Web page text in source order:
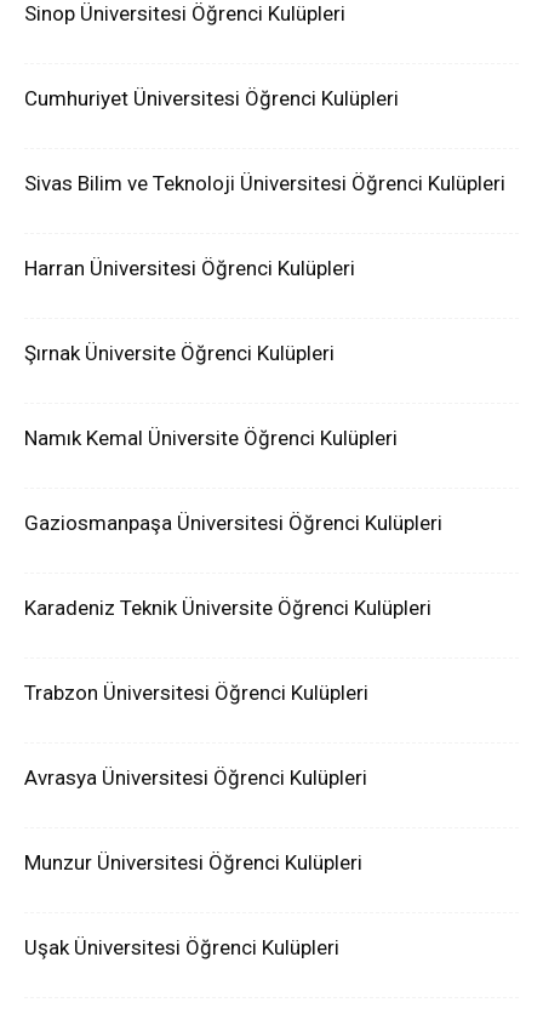
Sinop Üniversitesi Öğrenci Kulüpleri
Cumhuriyet Üniversitesi Öğrenci Kulüpleri
Sivas Bilim ve Teknoloji Üniversitesi Öğrenci Kulüpleri
Harran Üniversitesi Öğrenci Kulüpleri
Şırnak Üniversite Öğrenci Kulüpleri
Namık Kemal Üniversite Öğrenci Kulüpleri
Gaziosmanpaşa Üniversitesi Öğrenci Kulüpleri
Karadeniz Teknik Üniversite Öğrenci Kulüpleri
Trabzon Üniversitesi Öğrenci Kulüpleri
Avrasya Üniversitesi Öğrenci Kulüpleri
Munzur Üniversitesi Öğrenci Kulüpleri
Uşak Üniversitesi Öğrenci Kulüpleri